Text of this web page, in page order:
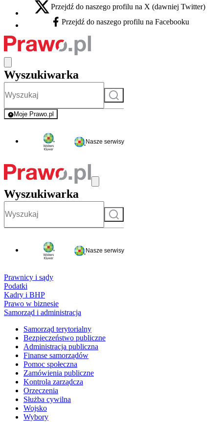
X - otwiera się w nowej karcie
Przejdź do naszego profilu na X (dawniej Twitter)
Facebook - otwiera się w nowej karcie
Przejdź do naszego profilu na Facebooku
Wyszukiwarka
Szukaj
Moje Prawo.pl
- rejestracja i logowanie do serwisu
Nasze serwisy
Wyszukiwarka
Szukaj
Nasze serwisy
Prawnicy i sądy
Podatki
Kadry i BHP
Prawo w biznesie
Samorząd i administracja
Samorząd terytorialny
Bezpieczeństwo publiczne
Administracja publiczna
Finanse samorządów
Pomoc społeczna
Zamówienia publiczne
Kontrola zarządcza
Orzeczenia
Służba cywilna
Wojsko
Wybory